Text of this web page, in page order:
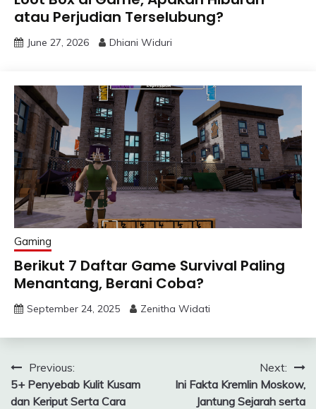
atau Perjudian Terselubung?
June 27, 2026 Dhiani Widuri
Gaming
Berikut 7 Daftar Game Survival Paling
Menantang, Berani Coba?
September 24, 2025 Zenitha Widati
Post
navigation
Previous:
5+ Penyebab Kulit Kusam
dan Keriput Serta Cara
Next:
Ini Fakta Kremlin Moskow,
Jantung Sejarah serta